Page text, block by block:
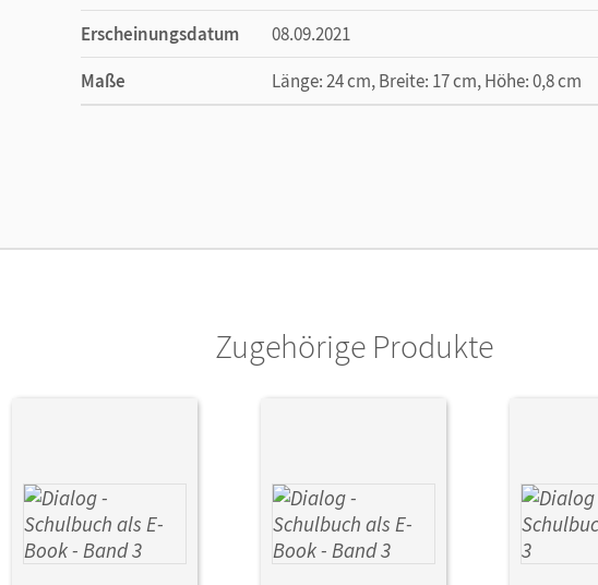
Erscheinungsdatum
08.09.2021
Maße
Länge: 24 cm, Breite: 17 cm, Höhe: 0,8 cm
Zugehörige Produkte